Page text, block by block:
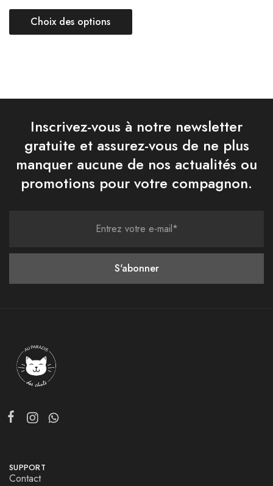
Choix des options
Inscrivez-vous à notre newsletter
gratuite et assurez-vous de ne plus
manquer aucune de nos actualités ou
promotions pour votre compagnon.
SUPPORT
Contact